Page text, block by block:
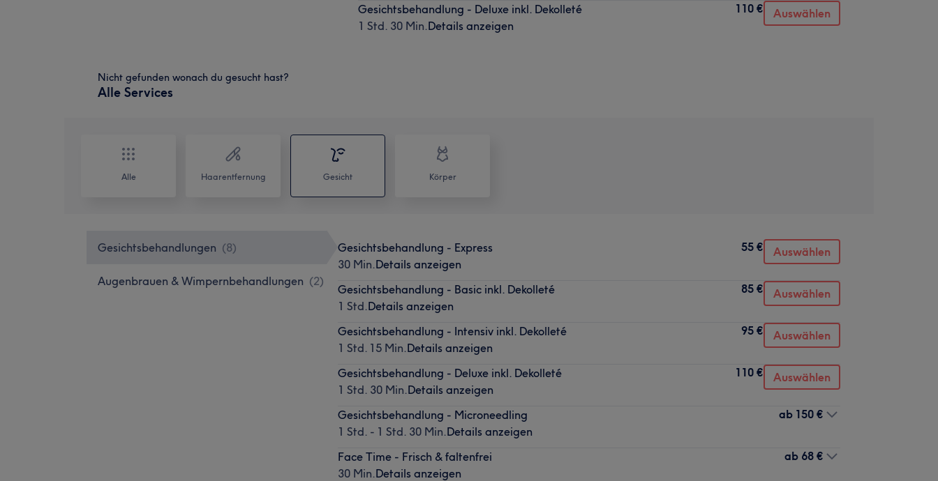
Gesichtsbehandlung - Deluxe inkl. Dekolleté
1 Std. 30 Min.Details anzeigen
110 € Auswählen
Nicht gefunden wonach du gesucht hast?
Alle Services
Alle Haarentfernung Gesicht Körper
Gesichtsbehandlungen (8)
Augenbrauen & Wimpernbehandlungen (2)
Gesichtsbehandlung - Express
30 Min.Details anzeigen
55 € Auswählen
Gesichtsbehandlung - Basic inkl. Dekolleté
1 Std.Details anzeigen
85 € Auswählen
Gesichtsbehandlung - Intensiv inkl. Dekolleté
1 Std. 15 Min.Details anzeigen
95 € Auswählen
Gesichtsbehandlung - Deluxe inkl. Dekolleté
1 Std. 30 Min.Details anzeigen
110 € Auswählen
Gesichtsbehandlung - Microneedling
1 Std. - 1 Std. 30 Min.Details anzeigen
ab 150 €
Face Time - Frisch & faltenfrei
30 Min.Details anzeigen
ab 68 €